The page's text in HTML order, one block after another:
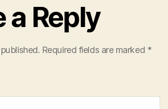
a Reply
Required fields are marked *